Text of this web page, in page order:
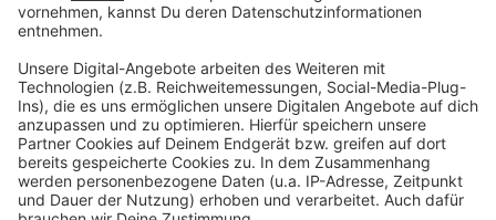
Nutzung des Service zu, um dieses
Mehr Informationen
Akzeptieren
powered byUsercentrics Consent
Management Platform
Während die Gruppe den perfekten Heist vorbereitet,
treten zunehmend dunkle Seiten ihres charismatischen
Anführers zutage. Zwischen Liebe, Verrat und
gefährlichen Machtspielen droht der Plan außer
Kontrolle zu geraten.